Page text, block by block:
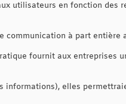
utilisateurs en fonction des
communication à part entière
fournit aux entreprises
elles